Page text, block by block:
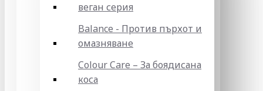
веган серия
Balance - Против пърхот и
омазняване
Colour Care – За боядисана
коса